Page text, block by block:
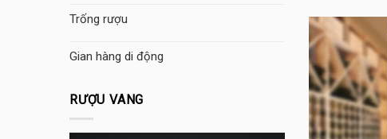
Trống rượu
Gian hàng di động
RƯỢU VANG